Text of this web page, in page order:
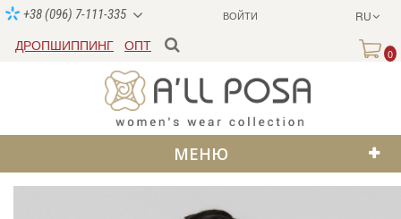
ВОЙТИ RU
+38 (096) 7-111-335
ДРОПШИППИНГ ОПТ
0
МЕНЮ